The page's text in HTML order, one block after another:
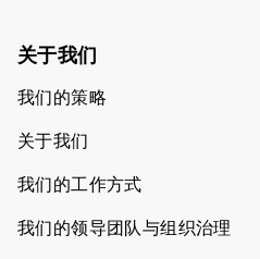
关于我们
我们的策略
关于我们
我们的工作方式
我们的领导团队与组织治理